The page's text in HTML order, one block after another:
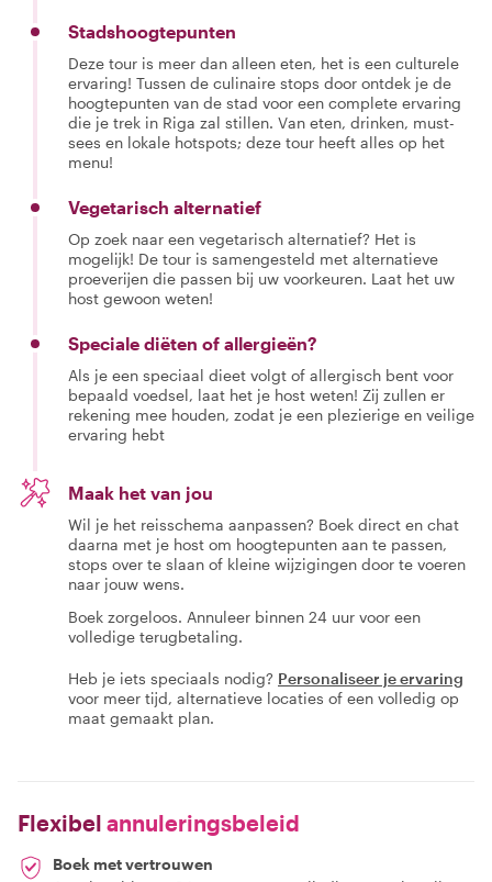
Stadshoogtepunten
Deze tour is meer dan alleen eten, het is een culturele
ervaring! Tussen de culinaire stops door ontdek je de
hoogtepunten van de stad voor een complete ervaring
die je trek in Riga zal stillen. Van eten, drinken, must-
sees en lokale hotspots; deze tour heeft alles op het
menu!
Vegetarisch alternatief
Op zoek naar een vegetarisch alternatief? Het is
mogelijk! De tour is samengesteld met alternatieve
proeverijen die passen bij uw voorkeuren. Laat het uw
host gewoon weten!
Speciale diëten of allergieën?
Als je een speciaal dieet volgt of allergisch bent voor
bepaald voedsel, laat het je host weten! Zij zullen er
rekening mee houden, zodat je een plezierige en veilige
ervaring hebt
Maak het van jou
Wil je het reisschema aanpassen? Boek direct en chat
daarna met je host om hoogtepunten aan te passen,
stops over te slaan of kleine wijzigingen door te voeren
naar jouw wens.
Boek zorgeloos. Annuleer binnen 24 uur voor een
volledige terugbetaling.
Heb je iets speciaals nodig? Personaliseer je ervaring
voor meer tijd, alternatieve locaties of een volledig op
maat gemaakt plan.
Flexibel annuleringsbeleid
Boek met vertrouwen